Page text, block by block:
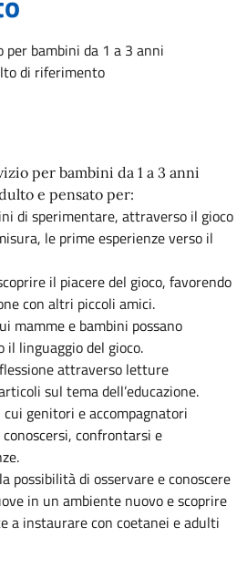
per bambini da 1 a 3 anni
di riferimento
per bambini da 1 a 3 anni
e pensato per:
di sperimentare, attraverso il gioco
le prime esperienze verso il
il piacere del gioco, favorendo
con altri piccoli amici.
mamme e bambini possano
linguaggio del gioco.
attraverso letture
sul tema dell’educazione.
cui genitori e accompagnatori
confrontarsi e
possibilità di osservare e conoscere
in un ambiente nuovo e scoprire
a instaurare con coetanei e adulti